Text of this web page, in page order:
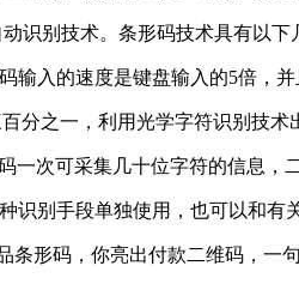
识别技术。条形码技术具有以下
入的速度是键盘输入的5倍，并
分之一，利用光学字符识别技
一次可采集几十位字符的信息，
识别手段单独使用，也可以和
条形码，你亮出付款二维码，